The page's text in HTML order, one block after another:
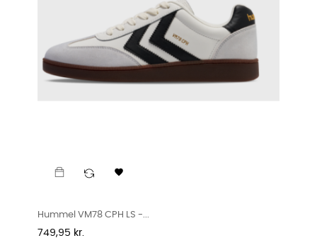

Hummel VM78 CPH LS -...
Pris
749,95 kr.